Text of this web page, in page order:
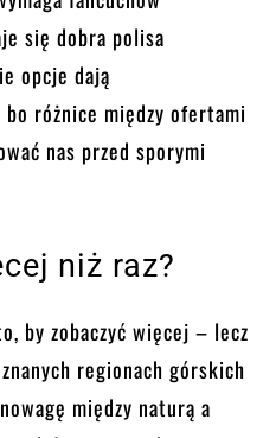
się dobra polisa
opcje dają
różnice między ofertami
nas przed sporymi
niż raz?
by zobaczyć więcej – lecz
regionach górskich
między naturą a